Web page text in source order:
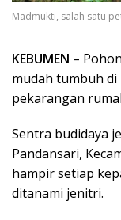
Madmukti, salah satu
KEBUMEN –
mudah tumbuh
pekarangan
Sentra budidaya
Pandansari,
hampir setiap
ditanami jenitri.